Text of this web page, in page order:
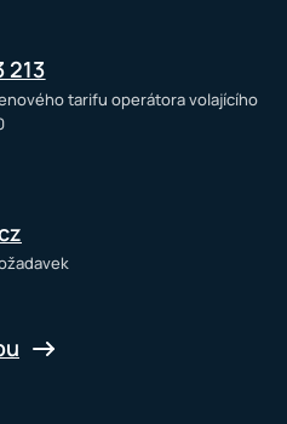
213
tarifu operátora volajícího